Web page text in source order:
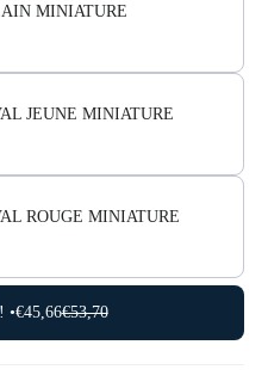
MINIATURE
JEUNE MINIATURE
ROUGE MINIATURE
•€45,66€53,70